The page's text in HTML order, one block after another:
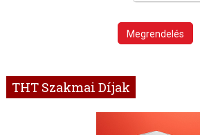
Megrendelés
THT Szakmai Díjak